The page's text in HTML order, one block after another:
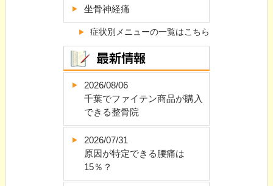
坐骨神経痛
症状別メニューの一覧はこちら
2026/08/06
千葉でファイテン商品が購入
できる整骨院
2026/07/31
原因が特定できる腰痛は
15％？